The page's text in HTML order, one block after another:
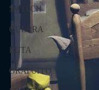
SWITCH
GUERRA
LUTA
GRATUITO